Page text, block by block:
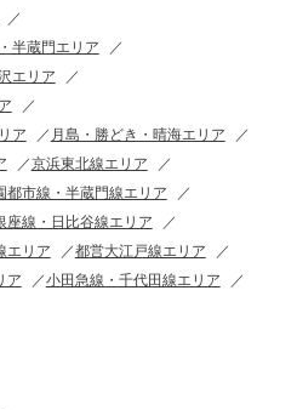
半蔵門エリア
エリア
ア
月島・勝どき・晴海エリア
京浜東北線エリア
都市線・半蔵門線エリア
座線・日比谷線エリア
エリア
都営大江戸線エリア
ア
小田急線・千代田線エリア